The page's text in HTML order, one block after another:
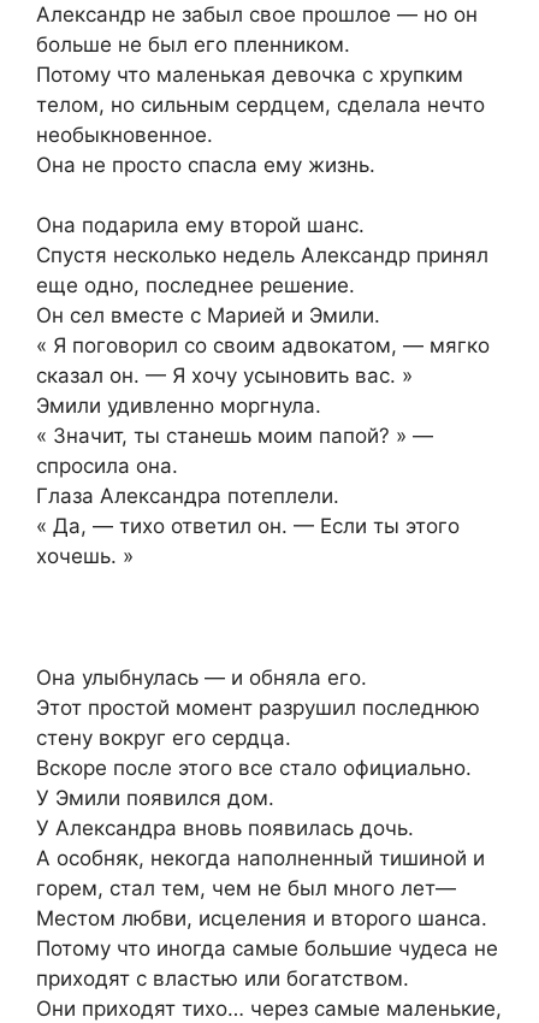
Александр не забыл свое прошлое — но он
больше не был его пленником.
Потому что маленькая девочка с хрупким
телом, но сильным сердцем, сделала нечто
необыкновенное.
Она не просто спасла ему жизнь.
Она подарила ему второй шанс.
Спустя несколько недель Александр принял
еще одно, последнее решение.
Он сел вместе с Марией и Эмили.
« Я поговорил со своим адвокатом, — мягко
сказал он. — Я хочу усыновить вас. »
Эмили удивленно моргнула.
« Значит, ты станешь моим папой? » —
спросила она.
Глаза Александра потеплели.
« Да, — тихо ответил он. — Если ты этого
хочешь. »
Она улыбнулась — и обняла его.
Этот простой момент разрушил последнюю
стену вокруг его сердца.
Вскоре после этого все стало официально.
У Эмили появился дом.
У Александра вновь появилась дочь.
А особняк, некогда наполненный тишиной и
горем, стал тем, чем не был много лет—
Местом любви, исцеления и второго шанса.
Потому что иногда самые большие чудеса не
приходят с властью или богатством.
Они приходят тихо… через самые маленькие,